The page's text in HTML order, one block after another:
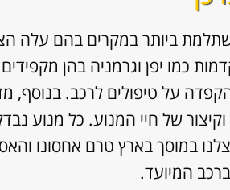
ביותר במקרים בהם עלה
כמו יפן וגרמניה בהן
על טיפולים לרכב. בנוסף,
של חיי המנוע. כל מנוע
במוסך בארץ טרם אחסונו
המיועד.